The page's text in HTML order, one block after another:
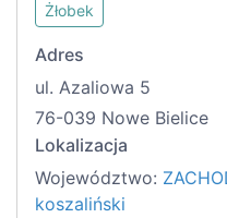
Żłobek
Adres
ul. Azaliowa 5
76-039 Nowe Bielice
Lokalizacja
Województwo:
koszaliński